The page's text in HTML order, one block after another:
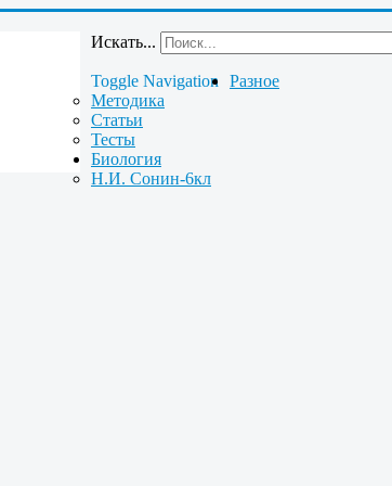
Искать...
Toggle Navigation
Разное
Методика
Статьи
Тесты
Биология
Н.И. Сонин-6кл